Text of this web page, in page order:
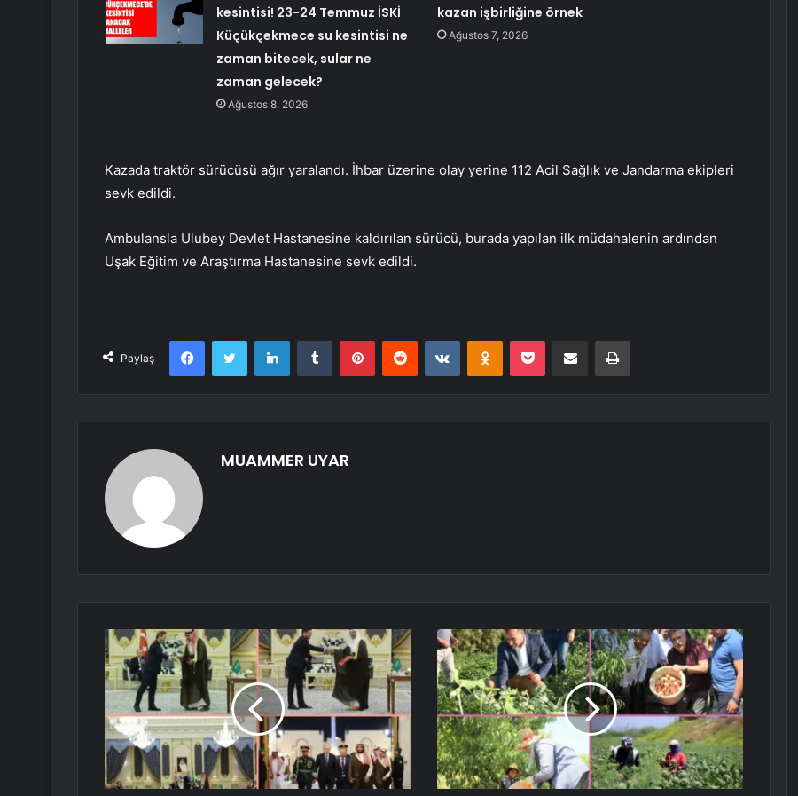
kesintisi! 23-24 Temmuz İSKİ
Küçükçekmece su kesintisi ne
zaman bitecek, sular ne
zaman gelecek?
Ağustos 8, 2026
kazan işbirliğine örnek
Ağustos 7, 2026
Kazada traktör sürücüsü ağır yaralandı. İhbar üzerine olay yerine 112 Acil Sağlık ve Jandarma ekipleri
sevk edildi.
Ambulansla Ulubey Devlet Hastanesine kaldırılan sürücü, burada yapılan ilk müdahalenin ardından
Uşak Eğitim ve Araştırma Hastanesine sevk edildi.
Paylaş
FacebookTwitter LinkedInTumblr PinterestReddit VKontakteOdnoklassniki
Pocket E-Posta ile paylaş Yazdır
MUAMMER UYAR